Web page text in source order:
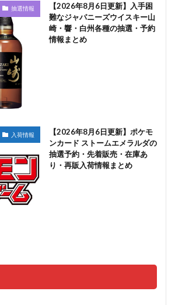
抽選情報
【2026年8月6日更新】入手困
難なジャパニーズウイスキー山
崎・響・白州各種の抽選・予約
情報まとめ
入荷情報
【2026年8月6日更新】ポケモ
ンカード ストームエメラルダの
抽選予約・先着販売・在庫あ
り・再販入荷情報まとめ